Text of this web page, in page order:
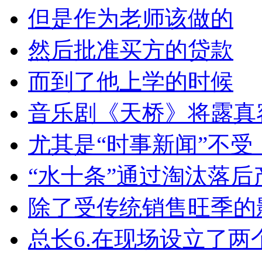
但是作为老师该做的
然后批准买方的贷款
而到了他上学的时候
音乐剧《天桥》将露
尤其是“时事新闻”不
“水十条”通过淘汰落
除了受传统销售旺季
总长6.在现场设立了两